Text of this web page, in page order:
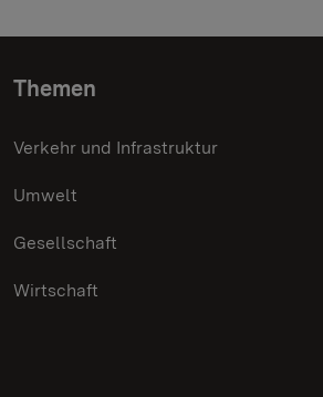
Themen
Verkehr und Infrastruktur
Umwelt
Gesellschaft
Wirtschaft